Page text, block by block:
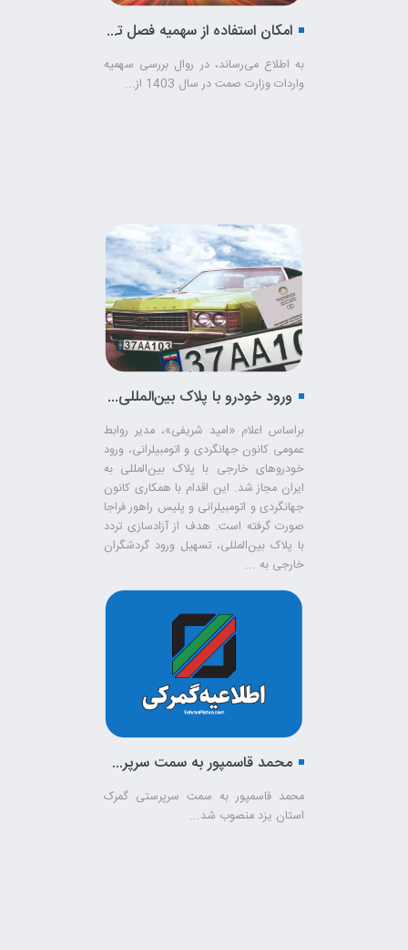
امکان استفاده از سهمیه فصل تابستان برای بازرگانان و واحدهای تولیدی
به اطلاع می‌رساند، در روال بررسی سهمیه
واردات وزارت صمت در سال 1403 از...
ورود خودرو با پلاک بین‌المللی به کشور مجاز شد
براساس اعلام «امید شریفی»، مدیر روابط
عمومی کانون جهانگردی و اتومبیلرانی، ورود
خودرو‌های خارجی با پلاک بین‌المللی به
ایران مجاز شد. این اقدام با همکاری کانون
جهانگردی و اتومبیلرانی و پلیس راهور فراجا
صورت گرفته است. هدف از آزادسازی تردد
با پلاک بین‌المللی، تسهیل ورود گردشگران
خارجی به ...
محمد قاسمپور به سمت سرپرستی گمرک استان یزد منصوب شد!
محمد قاسمپور به سمت سرپرستی گمرک
استان یزد منصوب شد...